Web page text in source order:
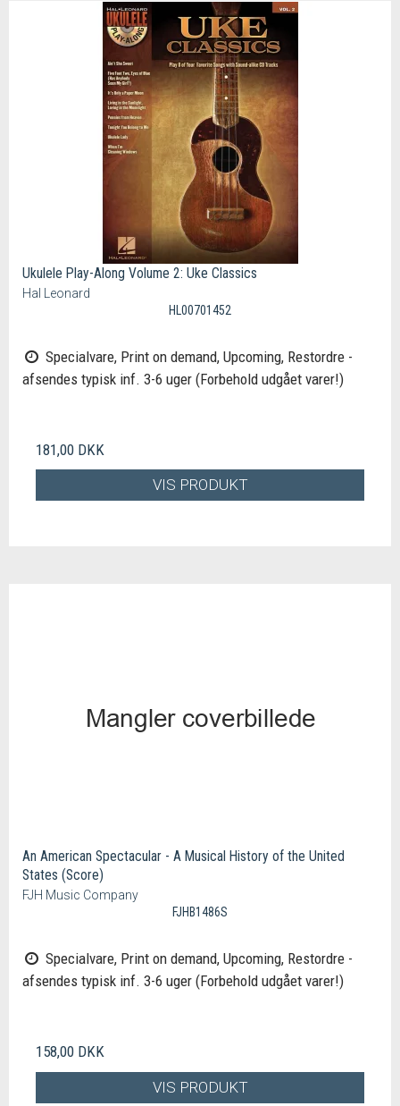
Ukulele Play-Along Volume 2: Uke Classics
Hal Leonard
HL00701452
Specialvare, Print on demand, Upcoming, Restordre -
afsendes typisk inf. 3-6 uger (Forbehold udgået varer!)
181,00 DKK
VIS PRODUKT
An American Spectacular - A Musical History of the United
States (Score)
FJH Music Company
FJHB1486S
Specialvare, Print on demand, Upcoming, Restordre -
afsendes typisk inf. 3-6 uger (Forbehold udgået varer!)
158,00 DKK
VIS PRODUKT